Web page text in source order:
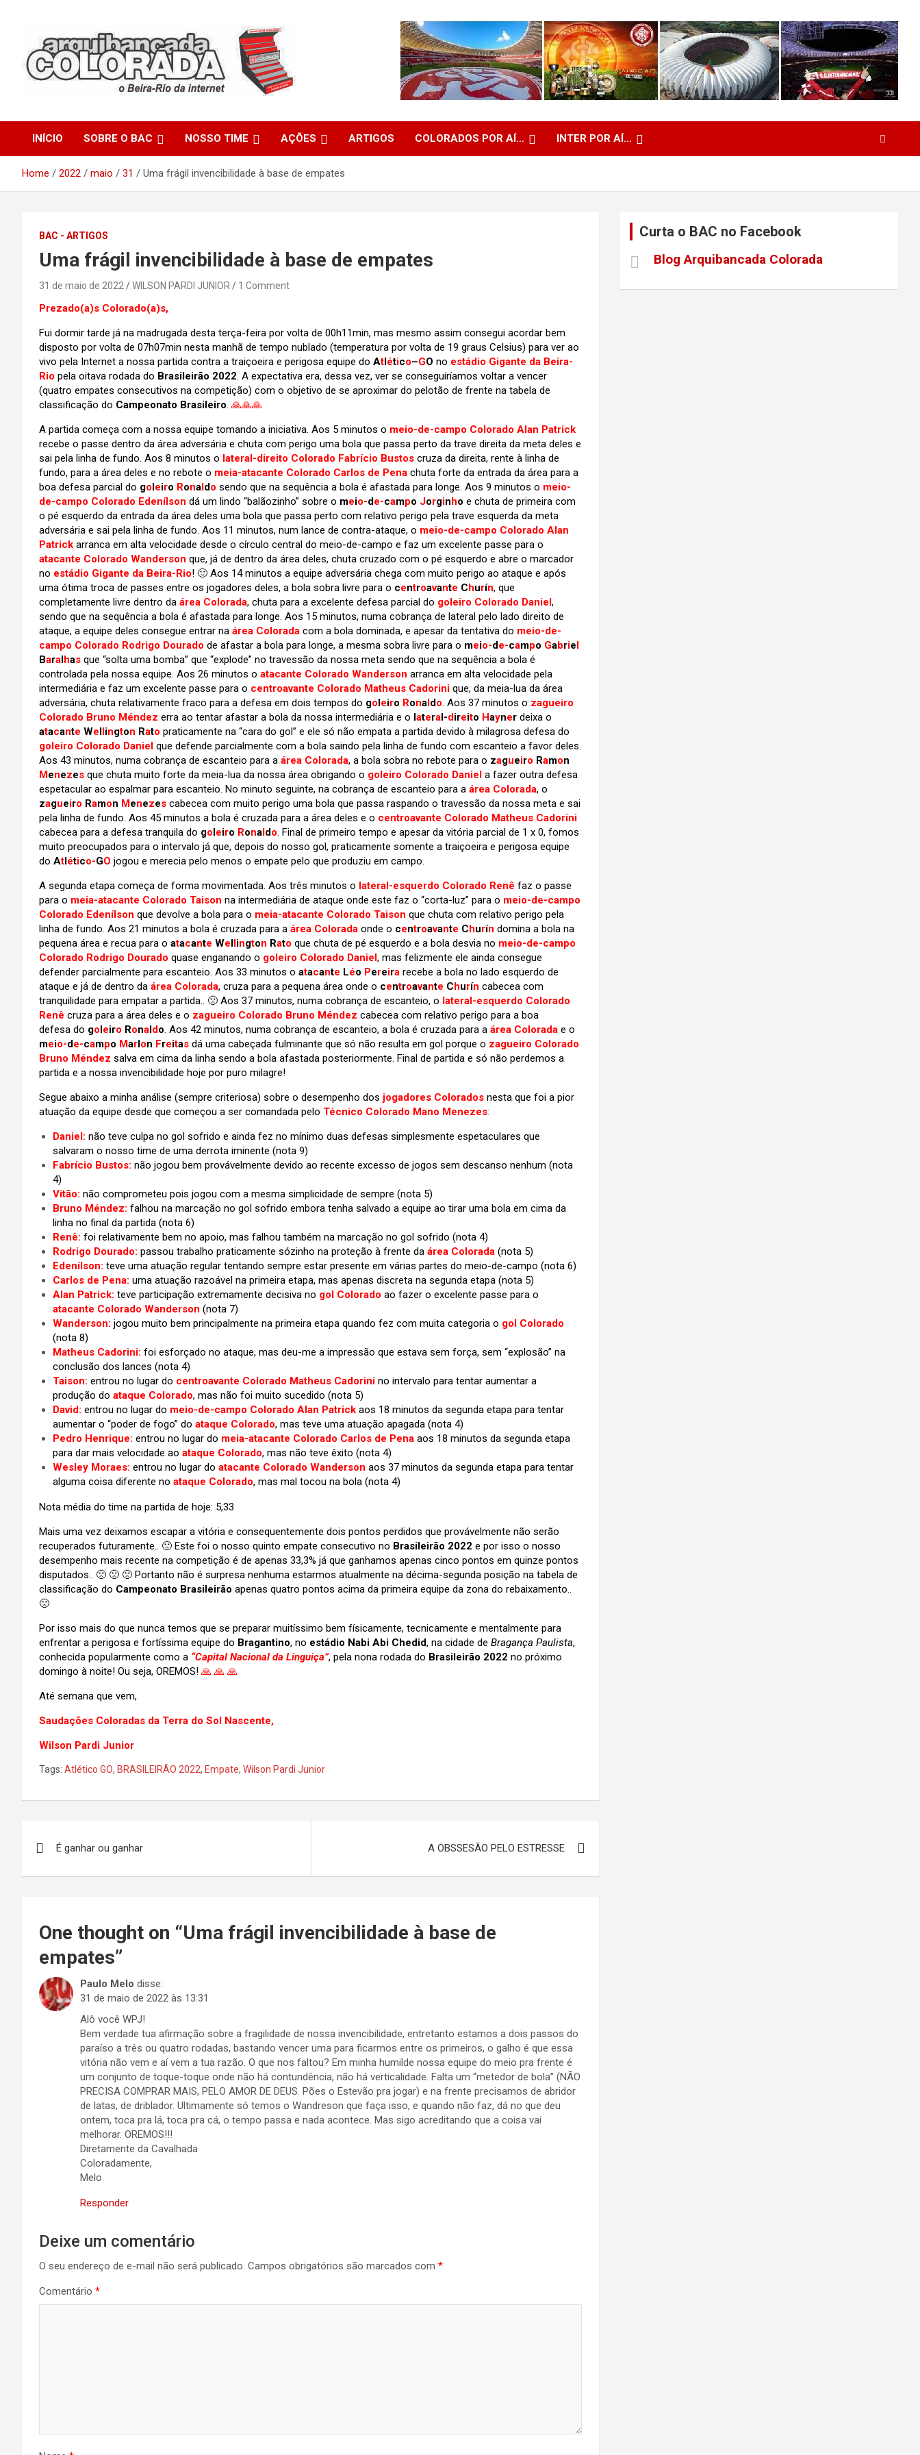
Arquibancada Colorada
INÍCIO SOBRE O BAC NOSSO TIME AÇÕES ARTIGOS COLORADOS POR AÍ… INTER POR AÍ…
Home 2022 maio 31 Uma frágil invencibilidade à base de empates
BAC - ARTIGOS
Uma frágil invencibilidade à base de empates
31 de maio de 2022 WILSON PARDI JUNIOR 1 Comment
Prezado(a)s Colorado(a)s,
Fui dormir tarde já na madrugada desta terça-feira por volta de 00h11min, mas mesmo assim consegui acordar bem
disposto por volta de 07h07min nesta manhã de tempo nublado (temperatura por volta de 19 graus Celsius) para ver ao
vivo pela Internet a nossa partida contra a traiçoeira e perigosa equipe do Atlético–GO no estádio Gigante da Beira-
Rio pela oitava rodada do Brasileirão 2022. A expectativa era, dessa vez, ver se conseguiríamos voltar a vencer
(quatro empates consecutivos na competição) com o objetivo de se aproximar do pelotão de frente na tabela de
classificação do Campeonato Brasileiro. 🙏🙏🙏
A partida começa com a nossa equipe tomando a iniciativa. Aos 5 minutos o meio-de-campo Colorado Alan Patrick
recebe o passe dentro da área adversária e chuta com perigo uma bola que passa perto da trave direita da meta deles e
sai pela linha de fundo. Aos 8 minutos o lateral-direito Colorado Fabrício Bustos cruza da direita, rente à linha de
fundo, para a área deles e no rebote o meia-atacante Colorado Carlos de Pena chuta forte da entrada da área para a
boa defesa parcial do goleiro Ronaldo sendo que na sequência a bola é afastada para longe. Aos 9 minutos o meio-
de-campo Colorado Edenílson dá um lindo “balãozinho” sobre o meio-de-campo Jorginho e chuta de primeira com
o pé esquerdo da entrada da área deles uma bola que passa perto com relativo perigo pela trave esquerda da meta
adversária e sai pela linha de fundo. Aos 11 minutos, num lance de contra-ataque, o meio-de-campo Colorado Alan
Patrick arranca em alta velocidade desde o círculo central do meio-de-campo e faz um excelente passe para o
atacante Colorado Wanderson que, já de dentro da área deles, chuta cruzado com o pé esquerdo e abre o marcador
no estádio Gigante da Beira-Rio! 🙂 Aos 14 minutos a equipe adversária chega com muito perigo ao ataque e após
uma ótima troca de passes entre os jogadores deles, a bola sobra livre para o centroavante Churín, que
completamente livre dentro da área Colorada, chuta para a excelente defesa parcial do goleiro Colorado Daniel,
sendo que na sequência a bola é afastada para longe. Aos 15 minutos, numa cobrança de lateral pelo lado direito de
ataque, a equipe deles consegue entrar na área Colorada com a bola dominada, e apesar da tentativa do meio-de-
campo Colorado Rodrigo Dourado de afastar a bola para longe, a mesma sobra livre para o meio-de-campo Gabriel
Baralhas que “solta uma bomba” que “explode” no travessão da nossa meta sendo que na sequência a bola é
controlada pela nossa equipe. Aos 26 minutos o atacante Colorado Wanderson arranca em alta velocidade pela
intermediária e faz um excelente passe para o centroavante Colorado Matheus Cadorini que, da meia-lua da área
adversária, chuta relativamente fraco para a defesa em dois tempos do goleiro Ronaldo. Aos 37 minutos o zagueiro
Colorado Bruno Méndez erra ao tentar afastar a bola da nossa intermediária e o lateral-direito Hayner deixa o
atacante Wellington Rato praticamente na “cara do gol” e ele só não empata a partida devido à milagrosa defesa do
goleiro Colorado Daniel que defende parcialmente com a bola saindo pela linha de fundo com escanteio a favor deles.
Aos 43 minutos, numa cobrança de escanteio para a área Colorada, a bola sobra no rebote para o zagueiro Ramon
Menezes que chuta muito forte da meia-lua da nossa área obrigando o goleiro Colorado Daniel a fazer outra defesa
espetacular ao espalmar para escanteio. No minuto seguinte, na cobrança de escanteio para a área Colorada, o
zagueiro Ramon Menezes cabecea com muito perigo uma bola que passa raspando o travessão da nossa meta e sai
pela linha de fundo. Aos 45 minutos a bola é cruzada para a área deles e o centroavante Colorado Matheus Cadorini
cabecea para a defesa tranquila do goleiro Ronaldo. Final de primeiro tempo e apesar da vitória parcial de 1 x 0, fomos
muito preocupados para o intervalo já que, depois do nosso gol, praticamente somente a traiçoeira e perigosa equipe
do Atlético-GO jogou e merecia pelo menos o empate pelo que produziu em campo.
A segunda etapa começa de forma movimentada. Aos três minutos o lateral-esquerdo Colorado Renê faz o passe
para o meia-atacante Colorado Taison na intermediária de ataque onde este faz o “corta-luz” para o meio-de-campo
Colorado Edenílson que devolve a bola para o meia-atacante Colorado Taison que chuta com relativo perigo pela
linha de fundo. Aos 21 minutos a bola é cruzada para a área Colorada onde o centroavante Churín domina a bola na
pequena área e recua para o atacante Wellington Rato que chuta de pé esquerdo e a bola desvia no meio-de-campo
Colorado Rodrigo Dourado quase enganando o goleiro Colorado Daniel, mas felizmente ele ainda consegue
defender parcialmente para escanteio. Aos 33 minutos o atacante Léo Pereira recebe a bola no lado esquerdo de
ataque e já de dentro da área Colorada, cruza para a pequena área onde o centroavante Churín cabecea com
tranquilidade para empatar a partida.. 🙁 Aos 37 minutos, numa cobrança de escanteio, o lateral-esquerdo Colorado
Renê cruza para a área deles e o zagueiro Colorado Bruno Méndez cabecea com relativo perigo para a boa
defesa do goleiro Ronaldo. Aos 42 minutos, numa cobrança de escanteio, a bola é cruzada para a área Colorada e o
meio-de-campo Marlon Freitas dá uma cabeçada fulminante que só não resulta em gol porque o zagueiro Colorado
Bruno Méndez salva em cima da linha sendo a bola afastada posteriormente. Final de partida e só não perdemos a
partida e a nossa invencibilidade hoje por puro milagre!
Segue abaixo a minha análise (sempre criteriosa) sobre o desempenho dos jogadores Colorados nesta que foi a pior
atuação da equipe desde que começou a ser comandada pelo Técnico Colorado Mano Menezes:
Daniel: não teve culpa no gol sofrido e ainda fez no mínimo duas defesas simplesmente espetaculares que
salvaram o nosso time de uma derrota iminente (nota 9)
Fabrício Bustos: não jogou bem provávelmente devido ao recente excesso de jogos sem descanso nenhum (nota
4)
Vitão: não comprometeu pois jogou com a mesma simplicidade de sempre (nota 5)
Bruno Méndez: falhou na marcação no gol sofrido embora tenha salvado a equipe ao tirar uma bola em cima da
linha no final da partida (nota 6)
Renê: foi relativamente bem no apoio, mas falhou também na marcação no gol sofrido (nota 4)
Rodrigo Dourado: passou trabalho praticamente sózinho na proteção à frente da área Colorada (nota 5)
Edenílson: teve uma atuação regular tentando sempre estar presente em várias partes do meio-de-campo (nota 6)
Carlos de Pena: uma atuação razoável na primeira etapa, mas apenas discreta na segunda etapa (nota 5)
Alan Patrick: teve participação extremamente decisiva no gol Colorado ao fazer o excelente passe para o
atacante Colorado Wanderson (nota 7)
Wanderson: jogou muito bem principalmente na primeira etapa quando fez com muita categoria o gol Colorado
(nota 8)
Matheus Cadorini: foi esforçado no ataque, mas deu-me a impressão que estava sem força, sem “explosão” na
conclusão dos lances (nota 4)
Taison: entrou no lugar do centroavante Colorado Matheus Cadorini no intervalo para tentar aumentar a
produção do ataque Colorado, mas não foi muito sucedido (nota 5)
David: entrou no lugar do meio-de-campo Colorado Alan Patrick aos 18 minutos da segunda etapa para tentar
aumentar o “poder de fogo” do ataque Colorado, mas teve uma atuação apagada (nota 4)
Pedro Henrique: entrou no lugar do meia-atacante Colorado Carlos de Pena aos 18 minutos da segunda etapa
para dar mais velocidade ao ataque Colorado, mas não teve êxito (nota 4)
Wesley Moraes: entrou no lugar do atacante Colorado Wanderson aos 37 minutos da segunda etapa para tentar
alguma coisa diferente no ataque Colorado, mas mal tocou na bola (nota 4)
Nota média do time na partida de hoje: 5,33
Mais uma vez deixamos escapar a vitória e consequentemente dois pontos perdidos que provávelmente não serão
recuperados futuramente.. 🙁 Este foi o nosso quinto empate consecutivo no Brasileirão 2022 e por isso o nosso
desempenho mais recente na competição é de apenas 33,3% já que ganhamos apenas cinco pontos em quinze pontos
disputados.. 🙁 🙁 🙁 Portanto não é surpresa nenhuma estarmos atualmente na décima-segunda posição na tabela de
classificação do Campeonato Brasileirão apenas quatro pontos acima da primeira equipe da zona do rebaixamento..
🙁
Por isso mais do que nunca temos que se preparar muitíssimo bem físicamente, tecnicamente e mentalmente para
enfrentar a perigosa e fortíssima equipe do Bragantino, no estádio Nabi Abi Chedid, na cidade de Bragança Paulista,
conhecida popularmente como a “Capital Nacional da Linguiça”, pela nona rodada do Brasileirão 2022 no próximo
domingo à noite! Ou seja, OREMOS! 🙏 🙏 🙏
Até semana que vem,
Saudações Coloradas da Terra do Sol Nascente,
Wilson Pardi Junior
Tags: Atlético GO, BRASILEIRÃO 2022, Empate, Wilson Pardi Junior
de
É ganhar ou ganhar A OBSSESÃO PELO ESTRESSE
One thought on “Uma frágil invencibilidade à base de
empates”
Paulo Melo disse:
31 de maio de 2022 às 13:31
Alô você WPJ!
Bem verdade tua afirmação sobre a fragilidade de nossa invencibilidade, entretanto estamos a dois passos do
paraíso a três ou quatro rodadas, bastando vencer uma para ficarmos entre os primeiros, o galho é que essa
vitória não vem e aí vem a tua razão. O que nos faltou? Em minha humilde nossa equipe do meio pra frente é
um conjunto de toque-toque onde não há contundência, não há verticalidade. Falta um “metedor de bola” (NÃO
PRECISA COMPRAR MAIS, PELO AMOR DE DEUS. Pões o Estevão pra jogar) e na frente precisamos de abridor
de latas, de driblador. Ultimamente só temos o Wandreson que faça isso, e quando não faz, dá no que deu
ontem, toca pra lá, toca pra cá, o tempo passa e nada acontece. Mas sigo acreditando que a coisa vai
melhorar. OREMOS!!!
Diretamente da Cavalhada
Coloradamente,
Melo
Responder
Deixe um comentário
O seu endereço de e-mail não será publicado. Campos obrigatórios são marcados com *
Comentário *
Curta o BAC no Facebook
Blog Arquibancada Colorada